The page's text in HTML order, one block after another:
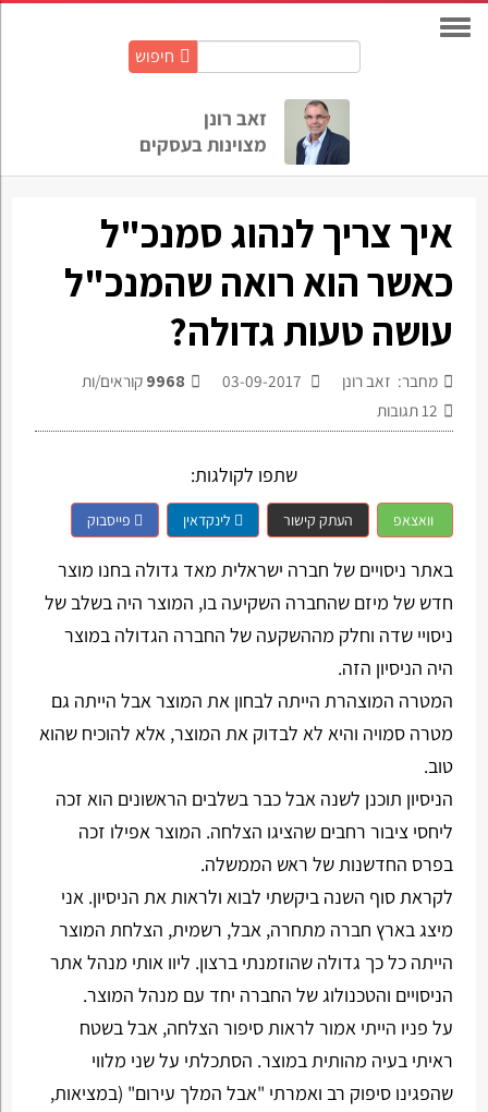
חיפוש
זאב רונן
מצוינות בעסקים
איך צריך לנהוג סמנכ"ל
כאשר הוא רואה שהמנכ"ל
עושה טעות גדולה?
מחבר: זאב רונן 9968 קוראים/ות
12 תגובות
שתפו לקולגות:
וואצאפ העתק קישור לינקדאין פייסבוק
באתר ניסויים של חברה ישראלית מאד גדולה בחנו מוצר
חדש של מיזם שהחברה השקיעה בו, המוצר היה בשלב של
ניסויי שדה וחלק מההשקעה של החברה הגדולה במוצר
היה הניסיון הזה.
המטרה המוצהרת הייתה לבחון את המוצר אבל הייתה גם
מטרה סמויה והיא לא לבדוק את המוצר, אלא להוכיח שהוא
טוב.
הניסיון תוכנן לשנה אבל כבר בשלבים הראשונים הוא זכה
ליחסי ציבור רחבים שהציגו הצלחה. המוצר אפילו זכה
בפרס החדשנות של ראש הממשלה.
לקראת סוף השנה ביקשתי לבוא ולראות את הניסיון. אני
מיצג בארץ חברה מתחרה, אבל, רשמית, הצלחת המוצר
הייתה כל כך גדולה שהוזמנתי ברצון. ליוו אותי מנהל אתר
הניסויים והטכנולוג של החברה יחד עם מנהל המוצר.
על פניו הייתי אמור לראות סיפור הצלחה, אבל בשטח
ראיתי בעיה מהותית במוצר. הסתכלתי על שני מלווי
שהפגינו סיפוק רב ואמרתי "אבל המלך עירום" (במציאות,